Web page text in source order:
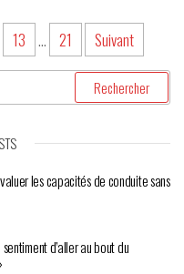
13 … 21 Suivant
les capacités de conduite sans
d’aller au bout du